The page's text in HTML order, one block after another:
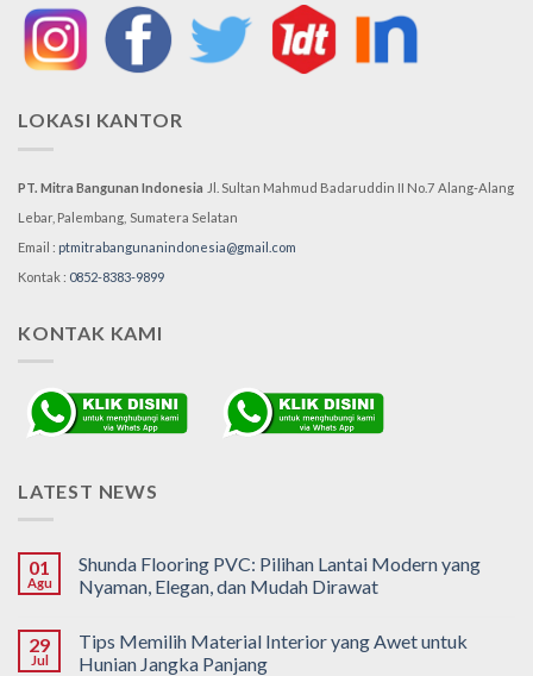
LOKASI KANTOR
PT. Mitra Bangunan Indonesia Jl. Sultan Mahmud Badaruddin II No.7 Alang-Alang
Lebar, Palembang, Sumatera Selatan
Email : ptmitrabangunanindonesia@gmail.com
Kontak : 0852-8383-9899
KONTAK KAMI
LATEST NEWS
01
Agu
Shunda Flooring PVC: Pilihan Lantai Modern yang
Nyaman, Elegan, dan Mudah Dirawat
29
Jul
Tips Memilih Material Interior yang Awet untuk
Hunian Jangka Panjang